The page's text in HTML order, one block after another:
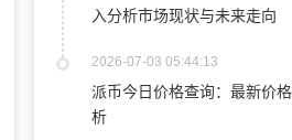
入分析市场现状与未来走向
2026-07-03 05:44:13
派币今日价格查询：最新价
析